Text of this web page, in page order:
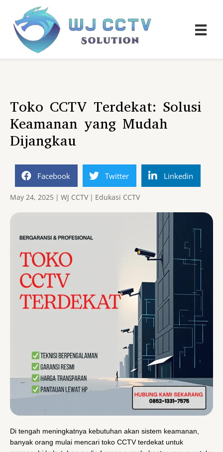
Toko CCTV Terdekat: Solusi
Keamanan yang Mudah
Dijangkau
Facebook Twitter Linkedin
May 24, 2025 | WJ CCTV | Edukasi CCTV
Di tengah meningkatnya kebutuhan akan sistem keamanan,
banyak orang mulai mencari toko CCTV terdekat untuk